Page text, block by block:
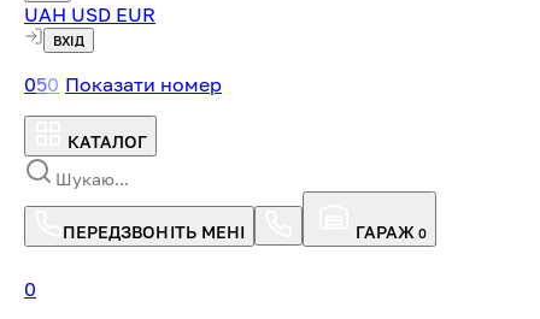
UAH USD EUR
ВХІД
050 Показати номер
КАТАЛОГ
ПЕРЕДЗВОНІТЬ МЕНІ ГАРАЖ 0
0